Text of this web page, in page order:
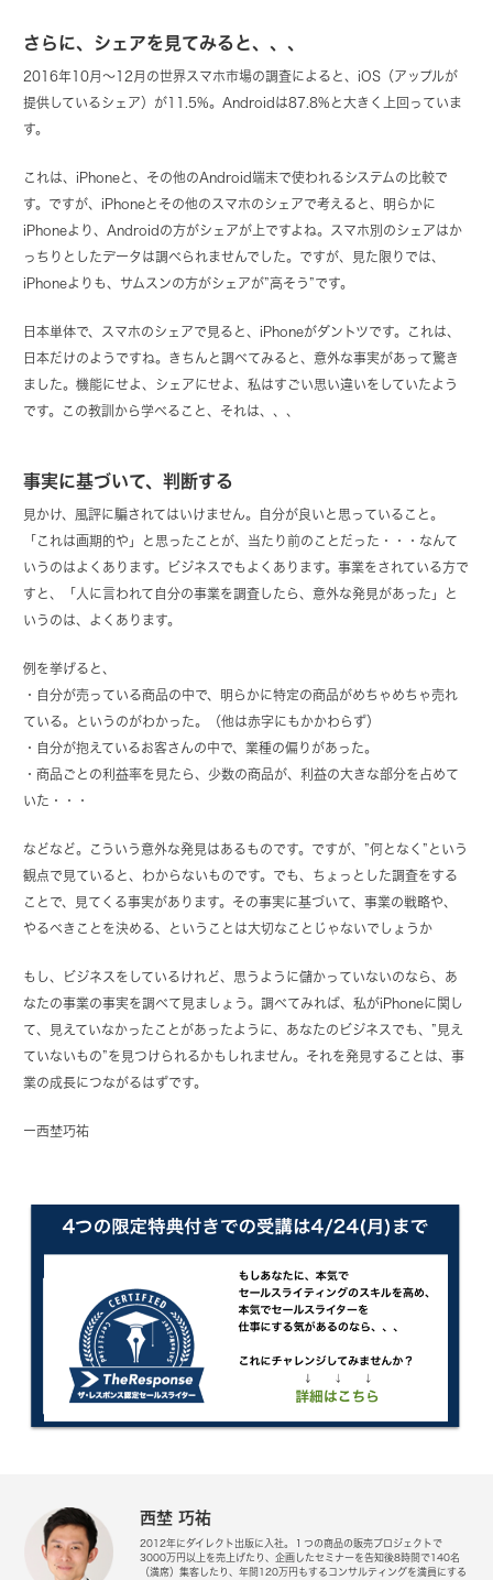
さらに、シェアを見てみると、、、
2016年10月〜12月の世界スマホ市場の調査によると、iOS（アップルが
提供しているシェア）が11.5%。Androidは87.8%と大きく上回っていま
す。
これは、iPhoneと、その他のAndroid端末で使われるシステムの比較で
す。ですが、iPhoneとその他のスマホのシェアで考えると、明らかに
iPhoneより、Androidの方がシェアが上ですよね。スマホ別のシェアはか
っちりとしたデータは調べられませんでした。ですが、見た限りでは、
iPhoneよりも、サムスンの方がシェアが”高そう”です。
日本単体で、スマホのシェアで見ると、iPhoneがダントツです。これは、
日本だけのようですね。きちんと調べてみると、意外な事実があって驚き
ました。機能にせよ、シェアにせよ、私はすごい思い違いをしていたよう
です。この教訓から学べること、それは、、、
事実に基づいて、判断する
見かけ、風評に騙されてはいけません。自分が良いと思っていること。
「これは画期的や」と思ったことが、当たり前のことだった・・・なんて
いうのはよくあります。ビジネスでもよくあります。事業をされている方で
すと、「人に言われて自分の事業を調査したら、意外な発見があった」と
いうのは、よくあります。
例を挙げると、
・自分が売っている商品の中で、明らかに特定の商品がめちゃめちゃ売れ
ている。というのがわかった。（他は赤字にもかかわらず）
・自分が抱えているお客さんの中で、業種の偏りがあった。
・商品ごとの利益率を見たら、少数の商品が、利益の大きな部分を占めて
いた・・・
などなど。こういう意外な発見はあるものです。ですが、”何となく”という
観点で見ていると、わからないものです。でも、ちょっとした調査をする
ことで、見てくる事実があります。その事実に基づいて、事業の戦略や、
やるべきことを決める、ということは大切なことじゃないでしょうか
もし、ビジネスをしているけれど、思うように儲かっていないのなら、あ
なたの事業の事実を調べて見ましょう。調べてみれば、私がiPhoneに関し
て、見えていなかったことがあったように、あなたのビジネスでも、”見え
ていないもの”を見つけられるかもしれません。それを発見することは、事
業の成長につながるはずです。
ー西埜巧祐
西埜 巧祐
2012年にダイレクト出版に入社。１つの商品の販売プロジェクトで
3000万円以上を売上げたり、企画したセミナーを告知後8時間で140名
（満席）集客したり、年間120万円もするコンサルティングを満員にする